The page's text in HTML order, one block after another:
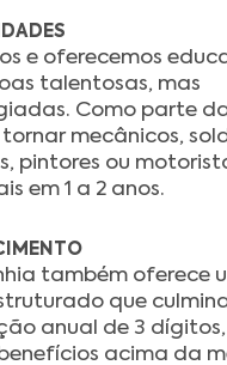
e oferecemos
talentosas, mas
Como parte
mecânicos,
pintores ou
em 1 a 2 anos.
também oferece
que
anual de 3
acima da